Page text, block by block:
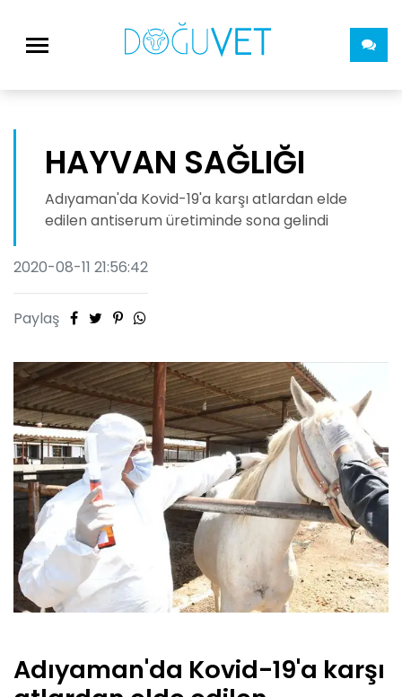
HAYVAN SAĞLIĞI
Adıyaman'da Kovid-19'a karşı atlardan elde
edilen antiserum üretiminde sona gelindi
2020-08-11 21:56:42
Paylaş
Adıyaman'da Kovid-19'a karşı